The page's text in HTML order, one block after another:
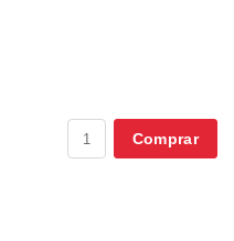
Comprar